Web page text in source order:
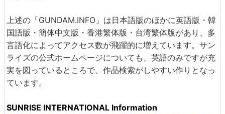
上述の「GUNDAM.INFO」は日本語版のほかに英語版・韓
国語版・簡体中文版・香港繁体版・台湾繁体版があり、多
言語化によってアクセス数が飛躍的に増えています。サン
ライズの公式ホームページについても、英語のみですが充
実を図っているところで、作品検索がしやすい作りとなっ
ています。
SUNRISE INTERNATIONAL Information